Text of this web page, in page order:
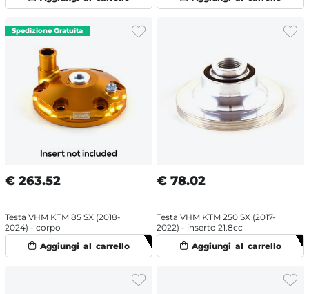
€ 263.52
Testa VHM KTM 85 SX (2018-
2024) - corpo
€ 78.02
Testa VHM KTM 250 SX (2017-
2022) - inserto 21.8cc